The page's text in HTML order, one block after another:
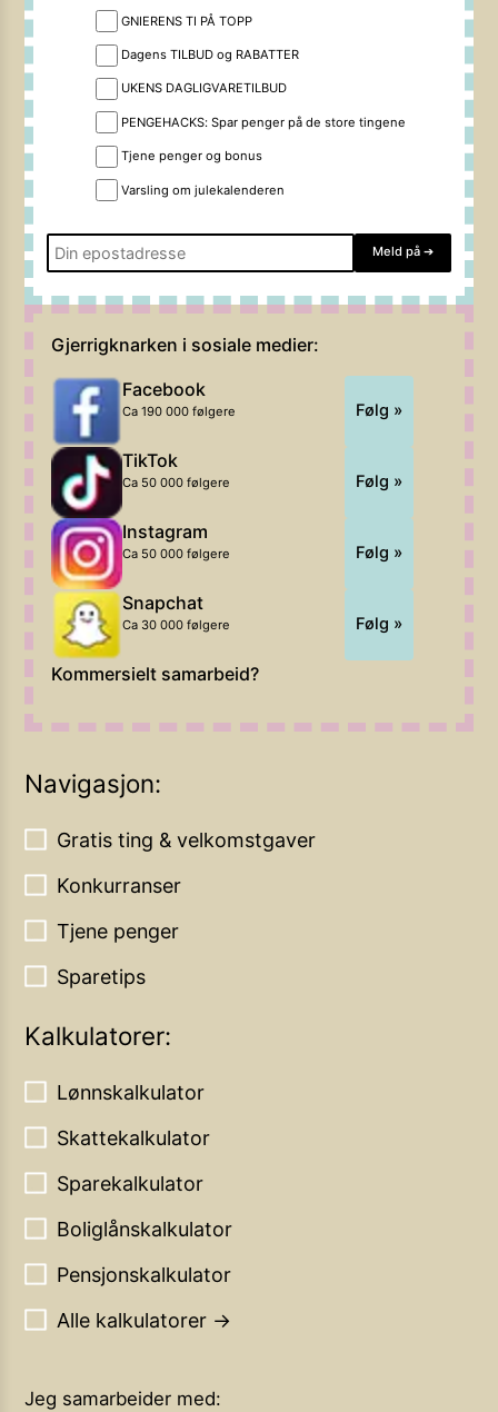
GNIERENS TI PÅ TOPP
Dagens TILBUD og RABATTER
UKENS DAGLIGVARETILBUD
PENGEHACKS: Spar penger på de store tingene
Tjene penger og bonus
Varsling om julekalenderen
Meld på ➔
Gjerrigknarken i sosiale medier:
Facebook
Ca 190 000 følgere Følg »
TikTok
Ca 50 000 følgere Følg »
Instagram
Ca 50 000 følgere Følg »
Snapchat
Ca 30 000 følgere Følg »
Kommersielt samarbeid?
Navigasjon:
Gratis ting & velkomstgaver
Konkurranser
Tjene penger
Sparetips
Kalkulatorer:
Lønnskalkulator
Skattekalkulator
Sparekalkulator
Boliglånskalkulator
Pensjonskalkulator
Alle kalkulatorer →
Jeg samarbeider med: